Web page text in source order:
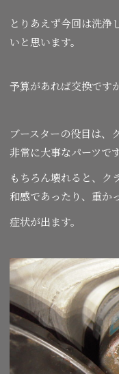
とりあえず今回は洗浄
いと思います。
予算があれば交換です
ブースターの役目は、
非常に大事なパーツです
もちろん壊れると、ク
和感であったり、重か
症状が出ます。